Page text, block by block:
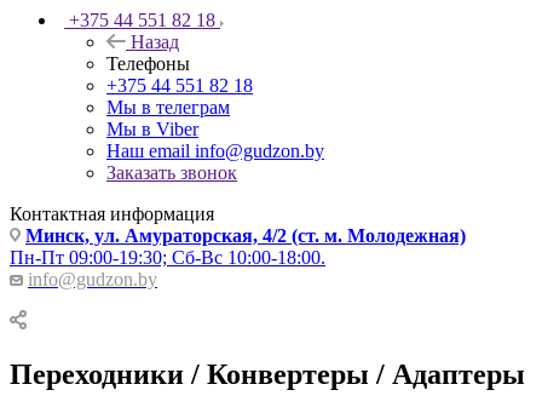
+375 44 551 82 18
Назад
Телефоны
+375 44 551 82 18
Мы в телеграм
Мы в Viber
Наш email info@gudzon.by
Заказать звонок
Контактная информация
Минск, ул. Амураторская, 4/2 (ст. м. Молодежная)
Пн-Пт 09:00-19:30; Сб-Вс 10:00-18:00.
info@gudzon.by
Переходники / Конвертеры / Адаптеры